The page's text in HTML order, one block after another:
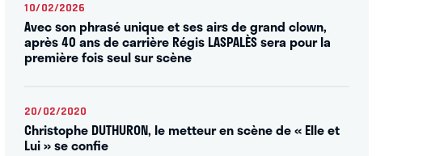
10/02/2026
Avec son phrasé unique et ses airs de grand clown,
après 40 ans de carrière Régis LASPALÈS sera pour la
première fois seul sur scène
20/02/2020
Christophe DUTHURON, le metteur en scène de « Elle et
Lui » se confie